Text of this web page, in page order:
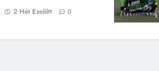
2 Hét Ezelőtt 0